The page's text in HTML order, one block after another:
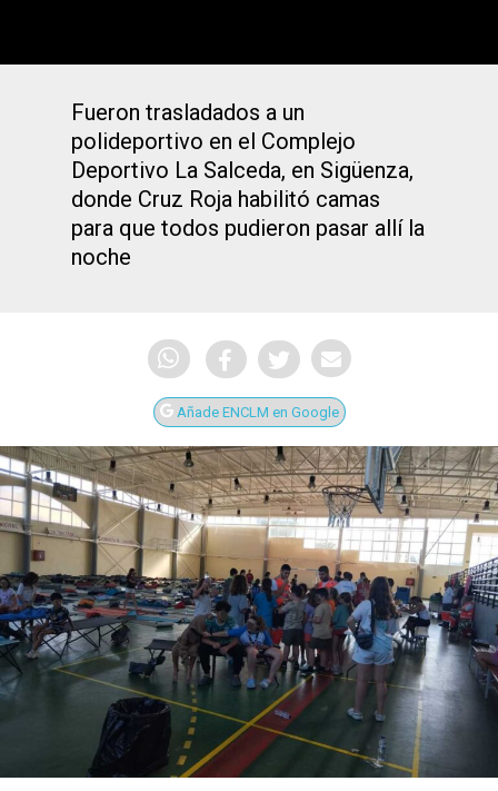
Fueron trasladados a un
polideportivo en el Complejo
Deportivo La Salceda, en Sigüenza,
donde Cruz Roja habilitó camas
para que todos pudieron pasar allí la
noche
Añade ENCLM en Google